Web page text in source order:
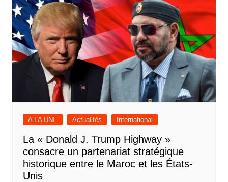
A LA UNE Actualités International
La « Donald J. Trump Highway »
consacre un partenariat stratégique
historique entre le Maroc et les États-
Unis